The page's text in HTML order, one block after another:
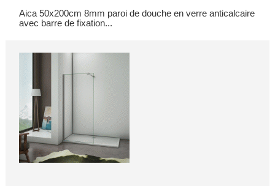
Aica 50x200cm 8mm paroi de douche en verre anticalcaire
avec barre de fixation...